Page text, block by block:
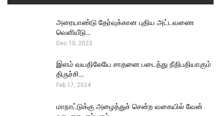
அரையாண்டு தேர்வுக்கான புதிய அட்டவணை
வெளியீடு…
Dec 10, 2023
இளம் வயதிலேயே சாதனை படைத்து நீதிபதியாகும்
திருச்சி…
Feb 17, 2024
மாநாட்டுக்கு அழைத்துச் சென்ற வகையில் வேன்